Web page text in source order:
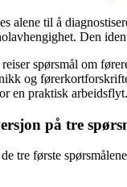
alene til å
Den
spørsmål om
og
en praktisk arbeidsflyt.
på tre
tre første